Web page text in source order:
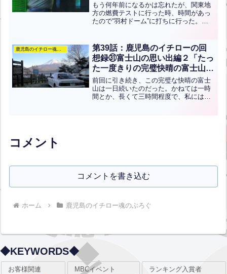
もう何年前になるかは忘れたが、関東地
方の燃費テストに行った時、時間があっ
たので“羽村ドーム”に打ちに行った。す
青年達五人が来ていた。彼らは真ん中の
あたりを独占して打って...全文はクリッ
ク
第39話：鹿児島のイチローの回
想録㉛富士山の思い出編２「たっ
た一度きりの完璧快晴の富士山を
表紙に」
前回に引き続き、この完璧な快晴の富士
山は一日続いたのだった。かねては一時
間とか、長くて三時間程度で、私には少
コメント
コメントを書き込む
ホーム 鹿児島のイチロー魂のぶろぐ
◆KEYWORDS◆
お客様関連 MBCイベント ランキング入賞者